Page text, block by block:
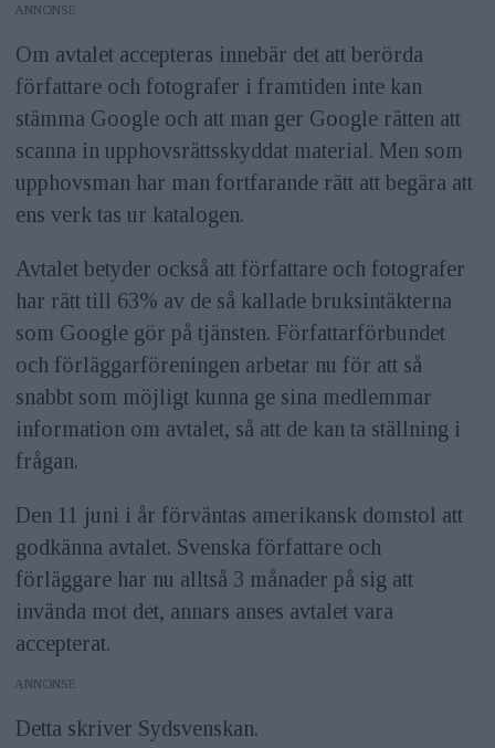
ANNONS
Om avtalet accepteras innebär det att berörda
författare och fotografer i framtiden inte kan
stämma Google och att man ger Google rätten att
scanna in upphovsrättsskyddat material. Men som
upphovsman har man fortfarande rätt att begära att
ens verk tas ur katalogen.
Avtalet betyder också att författare och fotografer
har rätt till 63% av de så kallade bruksintäkterna
som Google gör på tjänsten. Författarförbundet
och förläggarföreningen arbetar nu för att så
snabbt som möjligt kunna ge sina medlemmar
information om avtalet, så att de kan ta ställning i
frågan.
Den 11 juni i år förväntas amerikansk domstol att
godkänna avtalet. Svenska författare och
förläggare har nu alltså 3 månader på sig att
invända mot det, annars anses avtalet vara
accepterat.
ANNONS
Detta skriver Sydsvenskan.